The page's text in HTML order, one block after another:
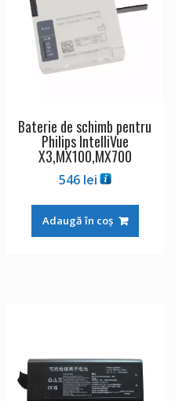
Baterie de schimb pentru
Philips IntelliVue
X3,MX100,MX700
546 lei
Adaugă în coș